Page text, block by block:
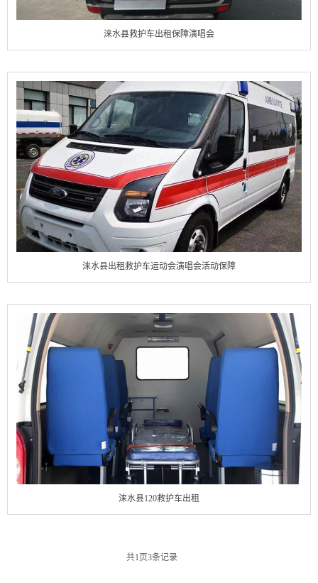
涞水县救护车出租保障演唱会
涞水县出租救护车运动会演唱会活动保障
涞水县120救护车出租
共1 页3条记录